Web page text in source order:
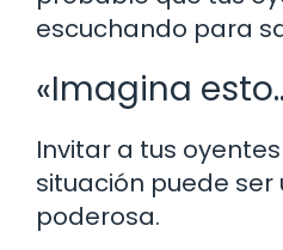
escuchando para
«Imagina
Invitar a tus
situación puede
poderosa.